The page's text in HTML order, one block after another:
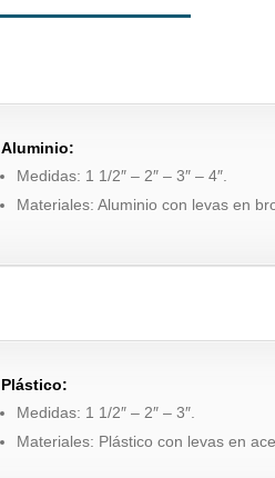
Aluminio:
Medidas: 1 1/2″ – 2″ – 3″ – 4″.
Materiales: Aluminio con levas en
Plástico:
Medidas: 1 1/2″ – 2″ – 3″.
Materiales: Plástico con levas en